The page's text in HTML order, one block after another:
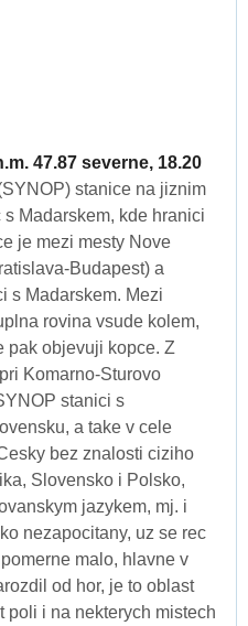
47.87 severne, 18.20
stanice na jiznim
Madarskem, kde hranici
je mezi mesty Nove
Budapest) a
s Madarskem. Mezi
rovina vsude kolem,
pak objevuji kopce. Z
Komarno-Sturovo
stanici s
a take v cele
bez znalosti ciziho
Slovensko i Polsko,
jazykem, mj. i
nezapocitany, uz se rec
malo, hlavne v
od hor, je to oblast
poli i na nekterych mistech